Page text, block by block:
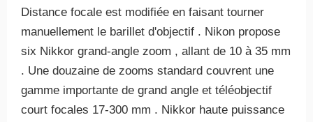
Distance focale est modifiée en faisant tourner
manuellement le barillet d'objectif . Nikon propose
six Nikkor grand-angle zoom , allant de 10 à 35 mm
. Une douzaine de zooms standard couvrent une
gamme importante de grand angle et téléobjectif
court focales 17-300 mm . Nikkor haute puissance